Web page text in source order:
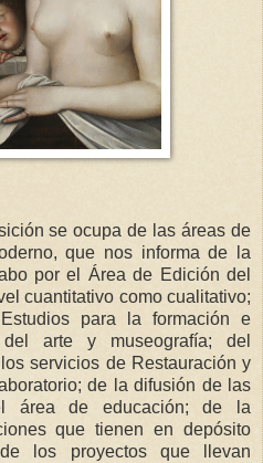
se ocupa de las áreas de
que nos informa de la
por el Área de Edición del
cuantitativo como cualitativo;
para la formación e
arte y museografía; del
servicios de Restauración y
de la difusión de las
área de educación; de la
que tienen en depósito
los proyectos que llevan